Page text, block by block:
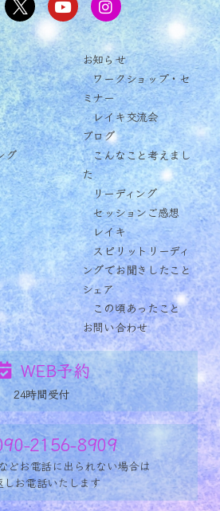
グ
お知らせ
ワークショップ・セ
ミナー
レイキ交流会
ブログ
こんなこと考えまし
た
リーディング
セッションご感想
レイキ
スピリットリーディ
ングでお聞きしたこと
シェア
この頃あったこと
お問い合わせ
WEB予約
24時間受付
2156-8909
どお電話に出られない場合は
しお電話いたします